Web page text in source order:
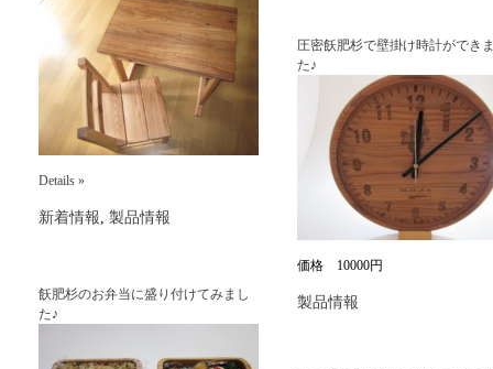
Details »
新着情報, 製品情報
圧密飫肥杉で壁掛け時計ができ
た♪
価格 10000円
製品情報
飫肥杉のお弁当に盛り付けてみまし
た♪